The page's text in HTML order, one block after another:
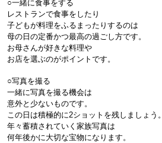
○一緒に食事をする
レストランで食事をしたり
子どもが料理をふるまったりするのは
母の日の定番かつ最高の過ごし方です。
お母さんが好きな料理や
お店を選ぶのがポイントです。
○写真を撮る
一緒に写真を撮る機会は
意外と少ないものです。
この日は積極的に2ショットを残しましょう。
年々蓄積されていく家族写真は
何年後かに大切な宝物になります。